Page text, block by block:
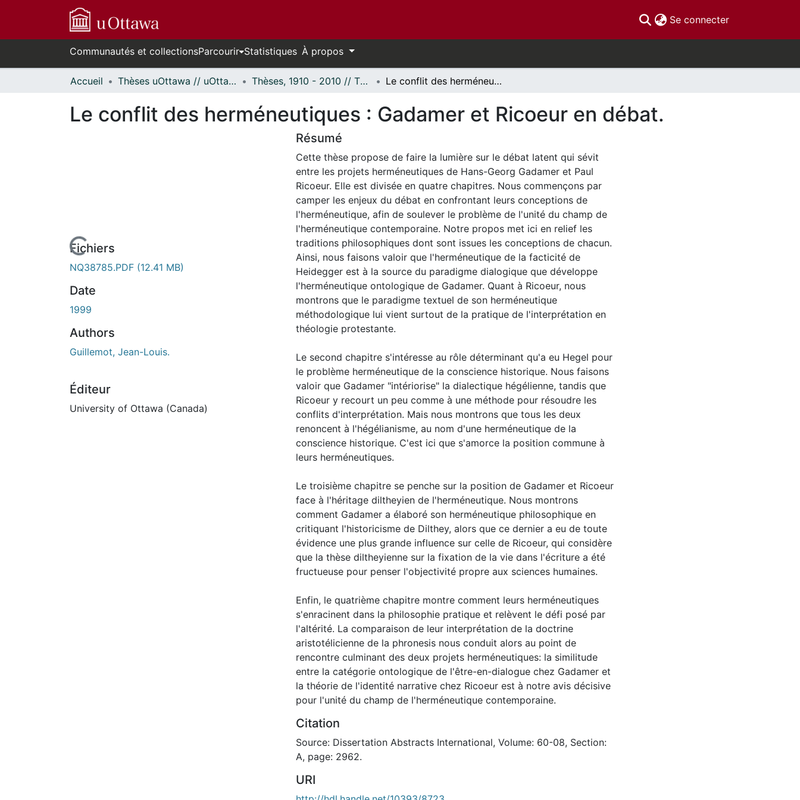
Se connecter(current)
Communautés et collectionsParcourir Statistiques À propos
Accueil Thèses uOttawa // uOttawa Theses Thèses, 1910 - 2010 // Theses, 1910 - 2010 Le conflit des herméneutiques : Gadamer et Ricoeur en débat.
Le conflit des herméneutiques : Gadamer et Ricoeur en débat.
En cours de chargement...
Fichiers
NQ38785.PDF (12.41 MB)
Date
1999
Authors
Guillemot, Jean-Louis.
Éditeur
University of Ottawa (Canada)
Résumé
Cette thèse propose de faire la lumière sur le débat latent qui sévit
entre les projets herméneutiques de Hans-Georg Gadamer et Paul
Ricoeur. Elle est divisée en quatre chapitres. Nous commençons par
camper les enjeux du débat en confrontant leurs conceptions de
l'herméneutique, afin de soulever le problème de l'unité du champ de
l'herméneutique contemporaine. Notre propos met ici en relief les
traditions philosophiques dont sont issues les conceptions de chacun.
Ainsi, nous faisons valoir que l'herméneutique de la facticité de
Heidegger est à la source du paradigme dialogique que développe
l'herméneutique ontologique de Gadamer. Quant à Ricoeur, nous
montrons que le paradigme textuel de son herméneutique
méthodologique lui vient surtout de la pratique de l'interprétation en
théologie protestante.
Le second chapitre s'intéresse au rôle déterminant qu'a eu Hegel pour
le problème herméneutique de la conscience historique. Nous faisons
valoir que Gadamer "intériorise" la dialectique hégélienne, tandis que
Ricoeur y recourt un peu comme à une méthode pour résoudre les
conflits d'interprétation. Mais nous montrons que tous les deux
renoncent à l'hégélianisme, au nom d'une herméneutique de la
conscience historique. C'est ici que s'amorce la position commune à
leurs herméneutiques.
Le troisième chapitre se penche sur la position de Gadamer et Ricoeur
face à l'héritage diltheyien de l'herméneutique. Nous montrons
comment Gadamer a élaboré son herméneutique philosophique en
critiquant l'historicisme de Dilthey, alors que ce dernier a eu de toute
évidence une plus grande influence sur celle de Ricoeur, qui considère
que la thèse diltheyienne sur la fixation de la vie dans l'écriture a été
fructueuse pour penser l'objectivité propre aux sciences humaines.
Enfin, le quatrième chapitre montre comment leurs herméneutiques
s'enracinent dans la philosophie pratique et relèvent le défi posé par
l'altérité. La comparaison de leur interprétation de la doctrine
aristotélicienne de la phronesis nous conduit alors au point de
rencontre culminant des deux projets herméneutiques: la similitude
entre la catégorie ontologique de l'être-en-dialogue chez Gadamer et
la théorie de l'identité narrative chez Ricoeur est à notre avis décisive
pour l'unité du champ de l'herméneutique contemporaine.
Citation
Source: Dissertation Abstracts International, Volume: 60-08, Section:
A, page: 2962.
URI